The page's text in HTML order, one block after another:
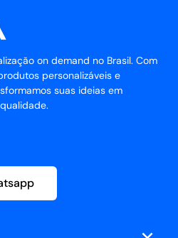
on demand no Brasil. Com
personalizáveis e
suas ideias em